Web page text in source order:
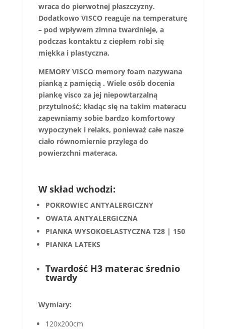
wraca do pierwotnej płaszczyzny.
Dodatkowo VISCO reaguje na temperaturę
– pod wpływem zimna twardnieje, a
podczas kontaktu z ciepłem robi się
miękka i plastyczna.
MEMORY VISCO memory foam nazywana
pianką z pamięcią . Wiele osób docenia
piankę visco za jej niepowtarzalną
przytulność; kładąc się na takim materacu
zapewniamy sobie bardzo komfortowy
wypoczynek i relaks, ponieważ całe nasze
ciało równomiernie przylega do
powierzchni materaca.
W skład wchodzi:
POKROWIEC ANTYALERGICZNY
OWATA ANTYALERGICZNA
PIANKA WYSOKOELASTYCZNA T28 | 150
PIANKA LATEKS
Twardość H3 materacśrednio
twardy
Wymiary:
120x200cm